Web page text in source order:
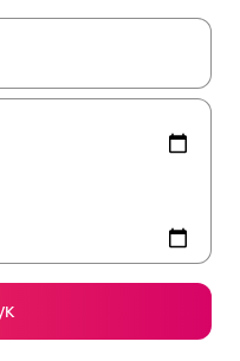
для